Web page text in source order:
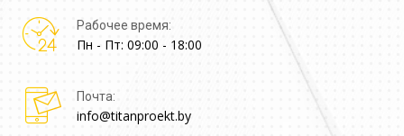
Рабочее время:
Пн - Пт: 09:00 - 18:00
Почта:
info@titanproekt.by